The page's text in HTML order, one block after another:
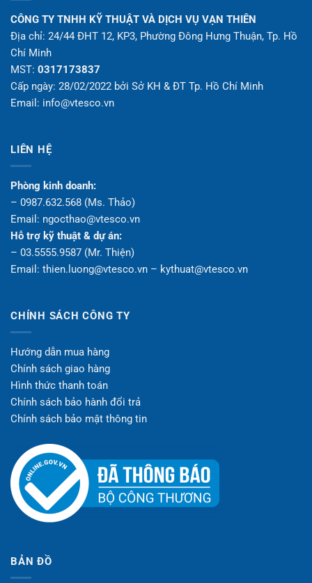
CÔNG TY TNHH KỸ THUẬT VÀ DỊCH VỤ VẠN THIÊN
Địa chỉ: 24/44 ĐHT 12, KP3, Phường Đông Hưng Thuận, Tp. Hồ
Chí Minh
MST: 0317173837
Cấp ngày: 28/02/2022 bởi Sở KH & ĐT Tp. Hồ Chí Minh
Email: info@vtesco.vn
LIÊN HỆ
Phòng kinh doanh:
– 0987.632.568 (Ms. Thảo)
Email: ngocthao@vtesco.vn
Hỗ trợ kỹ thuật & dự án:
– 03.5555.9587 (Mr. Thiện)
Email: thien.luong@vtesco.vn – kythuat@vtesco.vn
CHÍNH SÁCH CÔNG TY
Hướng dẫn mua hàng
Chính sách giao hàng
Hình thức thanh toán
Chính sách bảo hành đổi trả
Chính sách bảo mật thông tin
BẢN ĐỒ